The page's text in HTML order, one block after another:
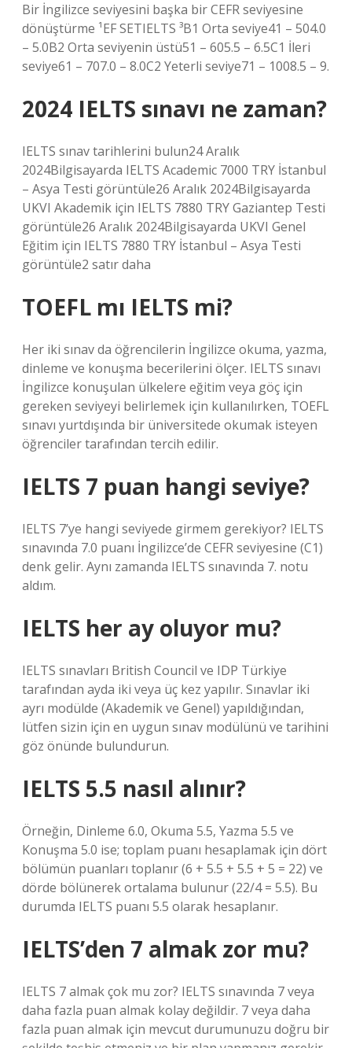
Bir İngilizce seviyesini başka bir CEFR seviyesine
dönüştürme ¹EF SETIELTS ³B1 Orta seviye41 – 504.0
– 5.0B2 Orta seviyenin üstü51 – 605.5 – 6.5C1 İleri
seviye61 – 707.0 – 8.0C2 Yeterli seviye71 – 1008.5 – 9.
2024 IELTS sınavı ne zaman?
IELTS sınav tarihlerini bulun24 Aralık
2024Bilgisayarda IELTS Academic 7000 TRY İstanbul
– Asya Testi görüntüle26 Aralık 2024Bilgisayarda
UKVI Akademik için IELTS 7880 TRY Gaziantep Testi
görüntüle26 Aralık 2024Bilgisayarda UKVI Genel
Eğitim için IELTS 7880 TRY İstanbul – Asya Testi
görüntüle2 satır daha
TOEFL mı IELTS mi?
Her iki sınav da öğrencilerin İngilizce okuma, yazma,
dinleme ve konuşma becerilerini ölçer. IELTS sınavı
İngilizce konuşulan ülkelere eğitim veya göç için
gereken seviyeyi belirlemek için kullanılırken, TOEFL
sınavı yurtdışında bir üniversitede okumak isteyen
öğrenciler tarafından tercih edilir.
IELTS 7 puan hangi seviye?
IELTS 7’ye hangi seviyede girmem gerekiyor? IELTS
sınavında 7.0 puanı İngilizce’de CEFR seviyesine (C1)
denk gelir. Aynı zamanda IELTS sınavında 7. notu
aldım.
IELTS her ay oluyor mu?
IELTS sınavları British Council ve IDP Türkiye
tarafından ayda iki veya üç kez yapılır. Sınavlar iki
ayrı modülde (Akademik ve Genel) yapıldığından,
lütfen sizin için en uygun sınav modülünü ve tarihini
göz önünde bulundurun.
IELTS 5.5 nasıl alınır?
Örneğin, Dinleme 6.0, Okuma 5.5, Yazma 5.5 ve
Konuşma 5.0 ise; toplam puanı hesaplamak için dört
bölümün puanları toplanır (6 + 5.5 + 5.5 + 5 = 22) ve
dörde bölünerek ortalama bulunur (22/4 = 5.5). Bu
durumda IELTS puanı 5.5 olarak hesaplanır.
IELTS’den 7 almak zor mu?
IELTS 7 almak çok mu zor? IELTS sınavında 7 veya
daha fazla puan almak kolay değildir. 7 veya daha
fazla puan almak için mevcut durumunuzu doğru bir